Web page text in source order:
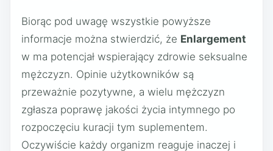
Biorąc pod uwagę wszystkie powyższe
informacje można stwierdzić, że Enlargement
w ma potencjał wspierający zdrowie seksualne
mężczyzn. Opinie użytkowników są
przeważnie pozytywne, a wielu mężczyzn
zgłasza poprawę jakości życia intymnego po
rozpoczęciu kuracji tym suplementem.
Oczywiście każdy organizm reaguje inaczej i